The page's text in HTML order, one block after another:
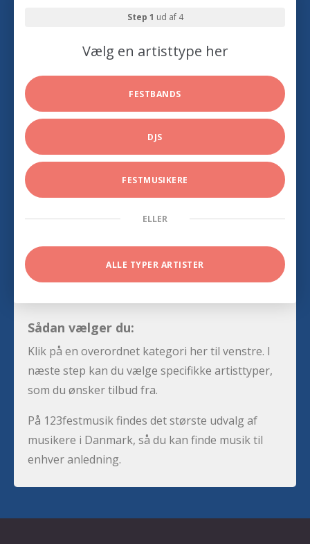
Step 1 ud af 4
Vælg en artisttype her
FESTBANDS
DJS
FESTMUSIKERE
ELLER
ALLE TYPER ARTISTER
Sådan vælger du:
Klik på en overordnet kategori her til venstre. I
næste step kan du vælge specifikke artisttyper,
som du ønsker tilbud fra.
På 123festmusik findes det største udvalg af
musikere i Danmark, så du kan finde musik til
enhver anledning.